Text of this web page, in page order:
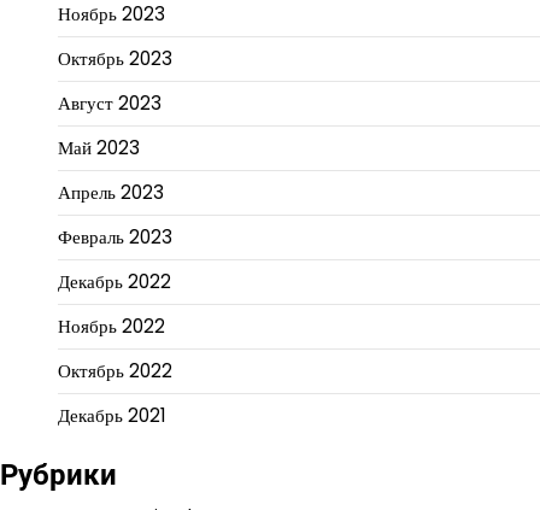
Ноябрь 2023
Октябрь 2023
Август 2023
Май 2023
Апрель 2023
Февраль 2023
Декабрь 2022
Ноябрь 2022
Октябрь 2022
Декабрь 2021
Рубрики